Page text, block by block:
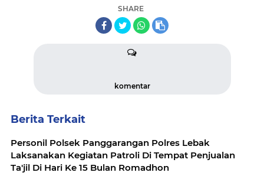
SHARE
komentar
Berita Terkait
Personil Polsek Panggarangan Polres Lebak
Laksanakan Kegiatan Patroli Di Tempat Penjualan
Ta'jil Di Hari Ke 15 Bulan Romadhon